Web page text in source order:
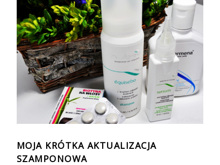
MOJA KRÓTKA AKTUALIZACJA
SZAMPONOWA